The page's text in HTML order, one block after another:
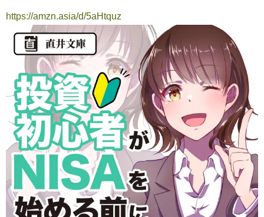
https://amzn.asia/d/5aHtquz